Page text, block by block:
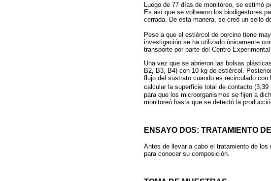
Luego de 77 días de monitoreo, se estimó
Es así que se voltearon los biodigestores
cerrada. De esta manera, se creó un sello
Pese a que el estiércol de porcino tiene
investigación se ha utilizado únicamente
transporte por parte del Centro
Una vez que se abrieron las bolsas
B2, B3, B4) con 10 kg de estiércol.
flujo del sustrato cuando es recirculado
calcular la superficie total de contacto (3,39
para que los microorganismos se fijen a
monitoreó hasta que se detectó la
ENSAYO DOS: TRATAMIENTO
Antes de llevar a cabo el tratamiento de
para conocer su composición.